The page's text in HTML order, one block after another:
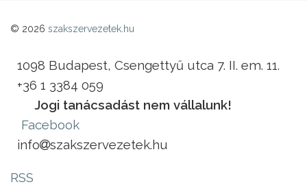
© 2026 szakszervezetek.hu
1098 Budapest, Csengettyű utca 7. II. em. 11.
+36 1 3384 059
Jogi tanácsadást nem vállalunk!
Facebook
info
szakszervezetek.hu
RSS